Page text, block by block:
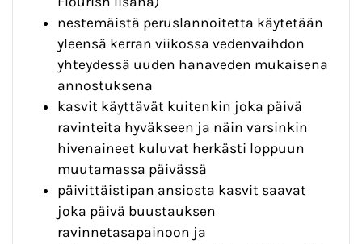
nestemäistä peruslannoitetta käytetään
yleensä kerran viikossa vedenvaihdon
yhteydessä uuden hanaveden mukaisena
annostuksena
kasvit käyttävät kuitenkin joka päivä
ravinteita hyväkseen ja näin varsinkin
hivenaineet kuluvat herkästi loppuun
muutamassa päivässä
päivittäistipan ansiosta kasvit saavat
joka päivä buustauksen
ravinnetasapainoon ja